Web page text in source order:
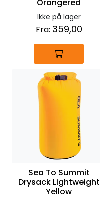
Orangered
Ikke på lager
Fra: 359,00
Sea To Summit
Drysack Lightweight
Yellow